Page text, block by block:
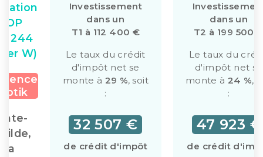
244
W)
La
Investissement
dans un
T1 à 112 400 €
Le taux du crédit
d'impôt net se
monte à 29 %, soit
:
32 507 €
de crédit d'impôt
dans un
T2 à 199 500
Le taux du
d'impôt net se
monte à 24 %,
:
47 923 €
de crédit